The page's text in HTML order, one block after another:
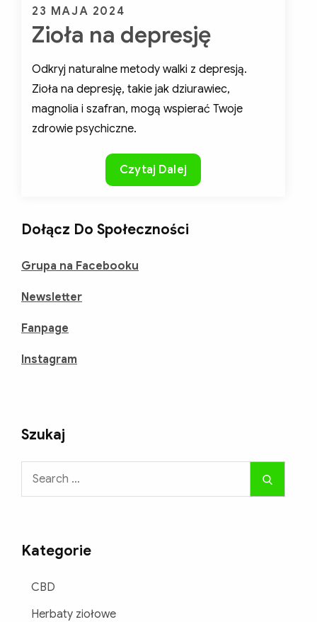
Posted
on
23 MAJA 2024
Zioła na depresję
Odkryj naturalne metody walki z depresją.
Zioła na depresję, takie jak dziurawiec,
magnolia i szafran, mogą wspierać Twoje
zdrowie psychiczne.
Zioła
na
Czytaj Dalej
Dołącz Do Społeczności
Grupa na Facebooku
Newsletter
Fanpage
Instagram
Szukaj
Search
Kategorie
CBD
Herbaty ziołowe